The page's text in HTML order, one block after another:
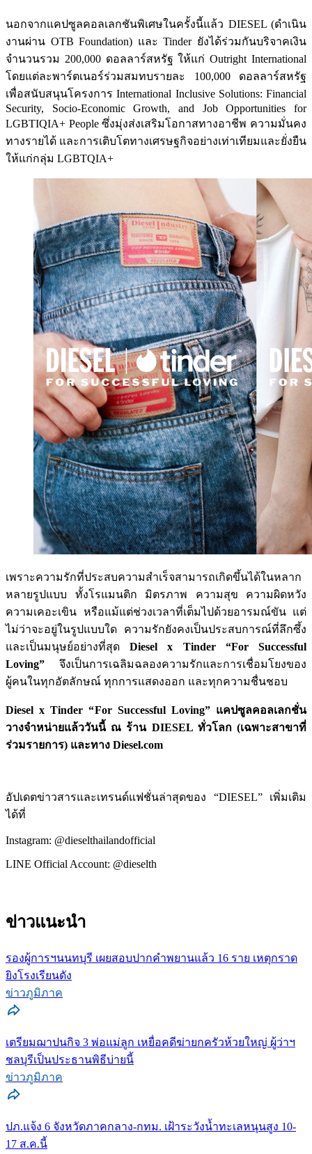
นอกจากแคปซูลคอลเลกชันพิเศษในครั้งนี้แล้ว DIESEL (ดำเนิน
งานผ่าน OTB Foundation) และ Tinder ยังได้ร่วมกันบริจาคเงิน
จำนวนรวม 200,000 ดอลลาร์สหรัฐ ให้แก่ Outright International
โดยแต่ละพาร์ตเนอร์ร่วมสมทบรายละ 100,000 ดอลลาร์สหรัฐ
เพื่อสนับสนุนโครงการ International Inclusive Solutions: Financial
Security, Socio-Economic Growth, and Job Opportunities for
LGBTIQIA+ People ซึ่งมุ่งส่งเสริมโอกาสทางอาชีพ ความมั่นคง
ทางรายได้ และการเติบโตทางเศรษฐกิจอย่างเท่าเทียมและยั่งยืน
ให้แก่กลุ่ม LGBTQIA+
เพราะความรักที่ประสบความสำเร็จสามารถเกิดขึ้นได้ในหลาก
หลายรูปแบบ ทั้งโรแมนติก มิตรภาพ ความสุข ความผิดหวัง
ความเคอะเขิน หรือแม้แต่ช่วงเวลาที่เต็มไปด้วยอารมณ์ขัน แต่
ไม่ว่าจะอยู่ในรูปแบบใด ความรักยังคงเป็นประสบการณ์ที่ลึกซึ้ง
และเป็นมนุษย์อย่างที่สุดDiesel x Tinder “For Successful
Loving” จึงเป็นการเฉลิมฉลองความรักและการเชื่อมโยงของ
ผู้คนในทุกอัตลักษณ์ ทุกการแสดงออก และทุกความชื่นชอบ
Diesel x Tinder “For Successful Loving” แคปซูลคอลเลกชั่น
วางจำหน่ายแล้ววันนี้ ณ ร้าน DIESEL ทั่วโลก (เฉพาะสาขาที่
ร่วมรายการ) และทาง Diesel.com
อัปเดตข่าวสารและเทรนด์แฟชั่นล่าสุดของ “DIESEL” เพิ่มเติม
ได้ที่
Instagram: @dieselthailandofficial
LINE Official Account: @dieselth
ข่าวแนะนำ
รองผู้การฯนนทบุรี เผยสอบปากคำพยานแล้ว 16 ราย เหตุกราด
ยิงโรงเรียนดัง
ข่าวภูมิภาค
เตรียมฌาปนกิจ 3 พ่อแม่ลูก เหยื่อคดีฆ่ายกครัวห้วยใหญ่ ผู้ว่าฯ
ชลบุรีเป็นประธานพิธีบ่ายนี้
ข่าวภูมิภาค
ปภ.แจ้ง 6 จังหวัดภาคกลาง-กทม. เฝ้าระวังน้ำทะเลหนุนสูง 10-
17 ส.ค.นี้